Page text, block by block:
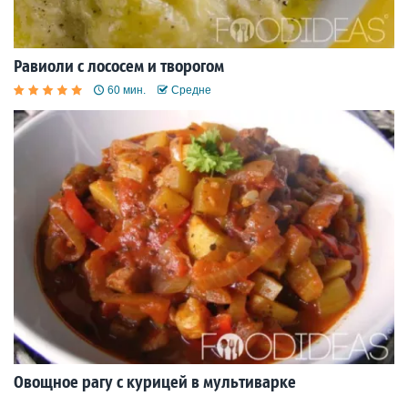
Равиоли с лососем и творогом
60 мин. Средне
Овощное рагу с курицей в мультиварке